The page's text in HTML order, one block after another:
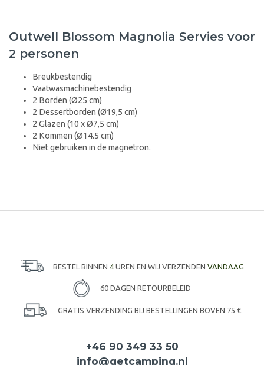
Outwell Blossom Magnolia Servies voor
2 personen
Breukbestendig
Vaatwasmachinebestendig
2 Borden (Ø25 cm)
2 Dessertborden (Ø19,5 cm)
2 Glazen (10 x Ø7,5 cm)
2 Kommen (Ø14.5 cm)
Niet gebruiken in de magnetron.
BESTEL BINNEN 4UREN EN WIJ VERZENDEN VANDAAG
60 DAGEN RETOURBELEID
GRATIS VERZENDING BIJ BESTELLINGEN BOVEN 75 €
+46 90 349 33 50
info@getcamping.nl